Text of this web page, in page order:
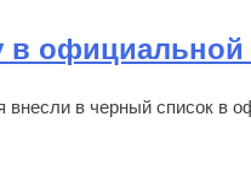
официальной
в черный список в